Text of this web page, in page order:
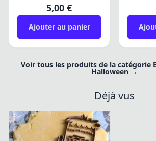
5,00 €
Ajouter au panier
Voir tous les produits de la catégorie
Halloween →
Déjà vus